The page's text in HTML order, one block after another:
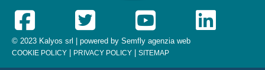
© 2023 Kalyos srl | powered by Semfly agenzia web
COOKIE POLICY PRIVACY POLICY SITEMAP